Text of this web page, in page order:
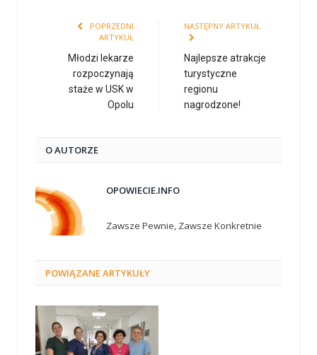
POPRZEDNI
ARTYKUŁ
Młodzi lekarze
rozpoczynają
staże w USK w
Opolu
NASTĘPNY ARTYKUŁ
Najlepsze atrakcje
turystyczne
regionu
nagrodzone!
O AUTORZE
OPOWIECIE.INFO
Zawsze Pewnie, Zawsze Konkretnie
POWIĄZANEARTYKUŁY